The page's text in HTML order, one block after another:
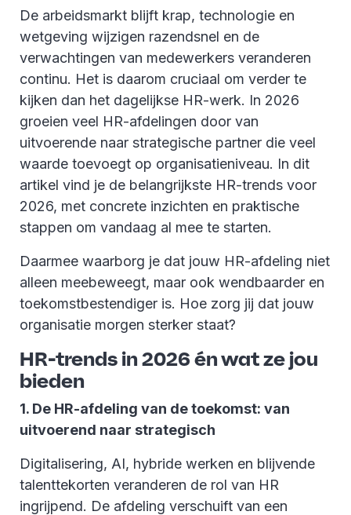
De arbeidsmarkt blijft krap, technologie en
wetgeving wijzigen razendsnel en de
verwachtingen van medewerkers veranderen
continu. Het is daarom cruciaal om verder te
kijken dan het dagelijkse HR-werk. In 2026
groeien veel HR-afdelingen door van
uitvoerende naar strategische partner die veel
waarde toevoegt op organisatieniveau. In dit
artikel vind je de belangrijkste HR-trends voor
2026, met concrete inzichten en praktische
stappen om vandaag al mee te starten.
Daarmee waarborg je dat jouw HR-afdeling niet
alleen meebeweegt, maar ook wendbaarder en
toekomstbestendiger is. Hoe zorg jij dat jouw
organisatie morgen sterker staat?
HR-trends in 2026 én wat ze jou
bieden
1. De HR-afdeling van de toekomst: van
uitvoerend naar strategisch
Digitalisering, AI, hybride werken en blijvende
talenttekorten veranderen de rol van HR
ingrijpend. De afdeling verschuift van een